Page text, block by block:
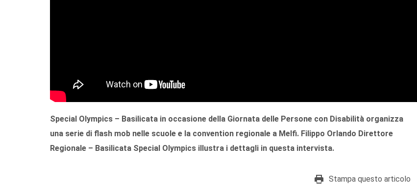
Special Olympics – Basilicata in occasione della Giornata delle Persone con Disabilità organizza
una serie di flash mob nelle scuole e la convention regionale a Melfi. Filippo Orlando Direttore
Regionale – Basilicata Special Olympics illustra i dettagli in questa intervista.
Stampa questo articolo